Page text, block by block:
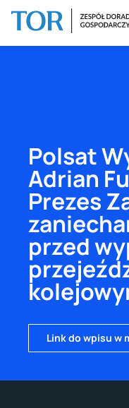
Polsat
Adrian
Prezes
przed
Link do wpisu w